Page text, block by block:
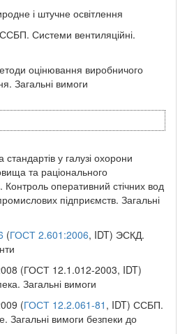
і штучне освітлення
Системи вентиляційні.
оцінювання виробничого
Загальні вимоги
у галузі охорони
та раціонального
Контроль оперативний стічних вод
підприємств. Загальні
(ГОСТ 2.601:2006, IDT) ЭСКД.
(ГОСТ 12.1.012-2003, IDT)
Загальні вимоги
(ГОСТ 12.2.061-81 , IDT) ССБП.
Загальні вимоги безпеки до